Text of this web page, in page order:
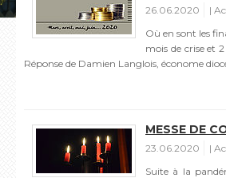
26.06.2020
Où en sont les
mois de crise et
Réponse de Damien Langlois, économe
MESSE DE
23.06.2020
Suite à la